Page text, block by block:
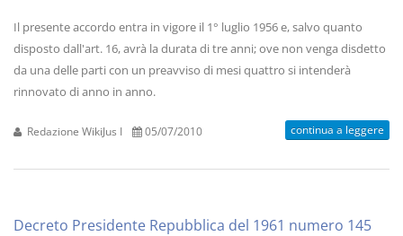
Il presente accordo entra in vigore il 1° luglio 1956 e, salvo quanto
disposto dall'art. 16, avrà la durata di tre anni; ove non venga disdetto
da una delle parti con un preavviso di mesi quattro si intenderà
rinnovato di anno in anno.
Redazione WikiJus I 05/07/2010 continua a leggere
Decreto Presidente Repubblica del 1961 numero 145